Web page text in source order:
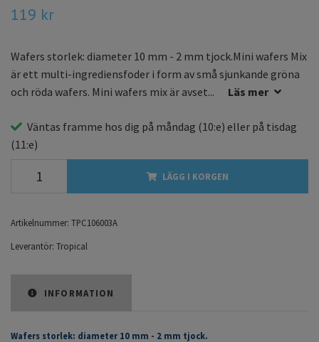
119 kr
Wafers storlek: diameter 10 mm - 2 mm tjock.Mini wafers Mix
är ett multi-ingrediensfoder i form av små sjunkande gröna
och röda wafers. Mini wafers mix är avset...
Läs mer
Väntas framme hos dig på måndag (10:e) eller på tisdag
(11:e)
LÄGG I KORGEN
Artikelnummer: TPC106003A
Leverantör: Tropical
INFORMATION
Wafers storlek: diameter 10 mm - 2 mm tjock.